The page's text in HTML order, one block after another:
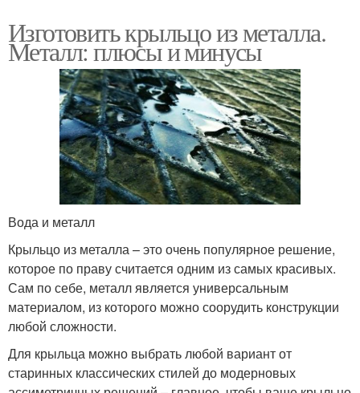
Изготовить крыльцо из металла.
Металл: плюсы и минусы
Вода и металл
Крыльцо из металла – это очень популярное решение,
которое по праву считается одним из самых красивых.
Сам по себе, металл является универсальным
материалом, из которого можно соорудить конструкции
любой сложности.
Для крыльца можно выбрать любой вариант от
старинных классических стилей до модерновых